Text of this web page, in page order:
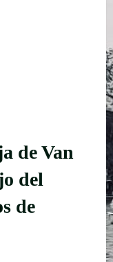
de Van
del
de